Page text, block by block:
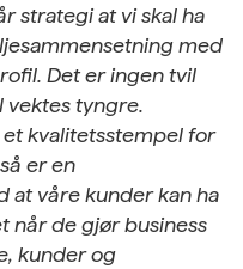
strategi at vi skal ha
med
Det er ingen tvil
vektes tyngre.
kvalitetsstempel for
er en
at våre kunder kan ha
når de gjør business
kunder og